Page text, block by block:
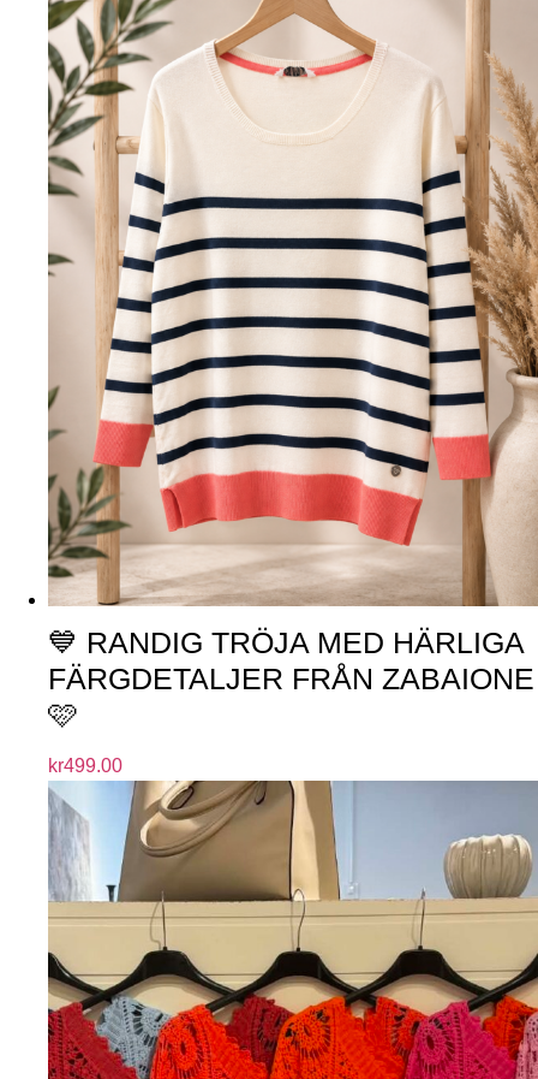
💙 RANDIG TRÖJA MED HÄRLIGA
FÄRGDETALJER FRÅN ZABAIONE
🩷
kr499.00